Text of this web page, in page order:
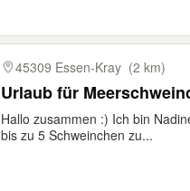
45309 Essen-Kray (2 km)
Urlaub für
Hallo zusammen :) Ich bin
bis zu 5 Schweinchen zu...